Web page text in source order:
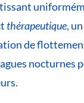
thérapeutique, un
de
nocturnes